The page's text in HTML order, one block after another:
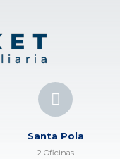
Santa Pola
2 Oficinas